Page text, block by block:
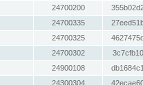
24700200
24700335
24700325
24700302
24900108
24300304